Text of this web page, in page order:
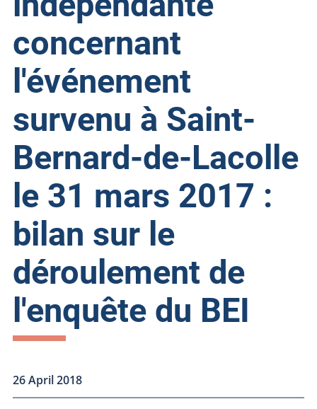
concernant
l'événement
survenu à Saint-
Bernard-de-Lacolle
le 31 mars 2017 :
bilan sur le
déroulement de
l'enquête du BEI
26 April 2018